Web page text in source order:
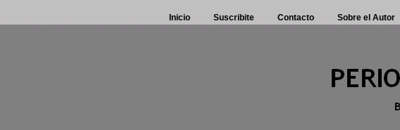
Inicio Suscribite Contacto Sobre el Autor